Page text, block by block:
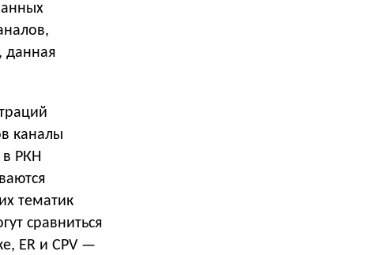
данная
каналы
в РКН
тематик
сравниться
ER и CPV —